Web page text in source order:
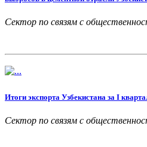
Сектор по связям с
Итоги экспорта Узбекистана за I
Сектор по связям с